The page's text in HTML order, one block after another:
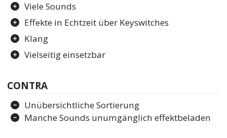
Viele Sounds
Effekte in Echtzeit über Keyswitches
Klang
Vielseitig einsetzbar
CONTRA
Unübersichtliche Sortierung
Manche Sounds unumgänglich effektbeladen